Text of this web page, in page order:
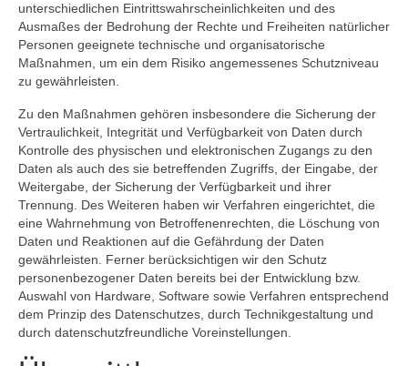
unterschiedlichen Eintrittswahrscheinlichkeiten und des
Ausmaßes der Bedrohung der Rechte und Freiheiten natürlicher
Personen geeignete technische und organisatorische
Maßnahmen, um ein dem Risiko angemessenes Schutzniveau
zu gewährleisten.
Zu den Maßnahmen gehören insbesondere die Sicherung der
Vertraulichkeit, Integrität und Verfügbarkeit von Daten durch
Kontrolle des physischen und elektronischen Zugangs zu den
Daten als auch des sie betreffenden Zugriffs, der Eingabe, der
Weitergabe, der Sicherung der Verfügbarkeit und ihrer
Trennung. Des Weiteren haben wir Verfahren eingerichtet, die
eine Wahrnehmung von Betroffenenrechten, die Löschung von
Daten und Reaktionen auf die Gefährdung der Daten
gewährleisten. Ferner berücksichtigen wir den Schutz
personenbezogener Daten bereits bei der Entwicklung bzw.
Auswahl von Hardware, Software sowie Verfahren entsprechend
dem Prinzip des Datenschutzes, durch Technikgestaltung und
durch datenschutzfreundliche Voreinstellungen.